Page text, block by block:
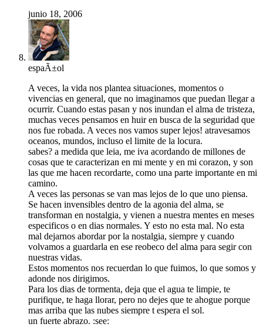
junio 18, 2006
espaÃ±ol
A veces, la vida nos plantea situaciones, momentos o
vivencias en general, que no imaginamos que puedan llegar a
ocurrir. Cuando estas pasan y nos inundan el alma de tristeza,
muchas veces pensamos en huir en busca de la seguridad que
nos fue robada. A veces nos vamos super lejos! atravesamos
oceanos, mundos, incluso el limite de la locura.
sabes? a medida que leia, me iva acordando de millones de
cosas que te caracterizan en mi mente y en mi corazon, y son
las que me hacen recordarte, como una parte importante en mi
camino.
A veces las personas se van mas lejos de lo que uno piensa.
Se hacen invensibles dentro de la agonia del alma, se
transforman en nostalgia, y vienen a nuestra mentes en meses
especificos o en dias normales. Y esto no esta mal. No esta
mal dejarnos abordar por la nostalgia, siempre y cuando
volvamos a guardarla en ese reobeco del alma para segir con
nuestras vidas.
Estos momentos nos recuerdan lo que fuimos, lo que somos y
adonde nos dirigimos.
Para los dias de tormenta, deja que el agua te limpie, te
purifique, te haga llorar, pero no dejes que te ahogue porque
mas arriba que las nubes siempre t espera el sol.
un fuerte abrazo. :see: